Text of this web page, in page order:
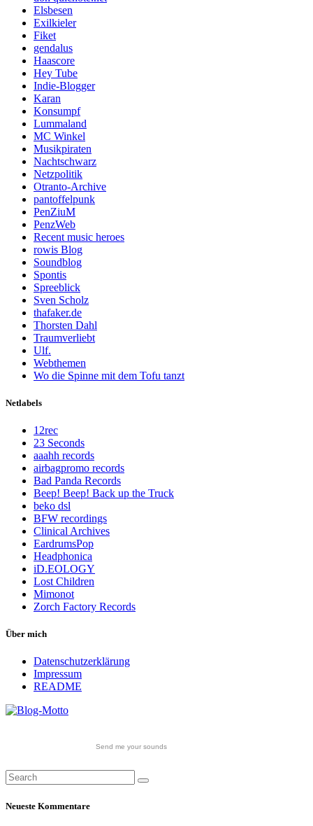
Elsbesen
Exilkieler
Fiket
gendalus
Haascore
Hey Tube
Indie-Blogger
Karan
Konsumpf
Lummaland
MC Winkel
Musikpiraten
Nachtschwarz
Netzpolitik
Otranto-Archive
pantoffelpunk
PenZiuM
PenzWeb
Recent music heroes
rowis Blog
Soundblog
Spontis
Spreeblick
Sven Scholz
thafaker.de
Thorsten Dahl
Traumverliebt
Ulf.
Webthemen
Wo die Spinne mit dem Tofu tanzt
Netlabels
12rec
23 Seconds
aaahh records
airbagpromo records
Bad Panda Records
Beep! Beep! Back up the Truck
beko dsl
BFW recordings
Clinical Archives
EardrumsPop
Headphonica
iD.EOLOGY
Lost Children
Mimonot
Zorch Factory Records
Über mich
Datenschutzerklärung
Impressum
README
Send me your sounds
Neueste Kommentare